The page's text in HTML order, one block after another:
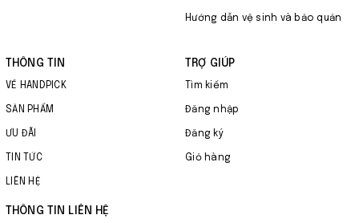
Hướng dẫn vệ sinh và bảo quản
THÔNG TIN
VỀ HANDPICK
SẢN PHẨM
ƯU ĐÃI
TIN TỨC
LIÊN HỆ
TRỢ GIÚP
Tìm kiếm
Đăng nhập
Đăng ký
Giỏ hàng
THÔNG TIN LIÊN HỆ